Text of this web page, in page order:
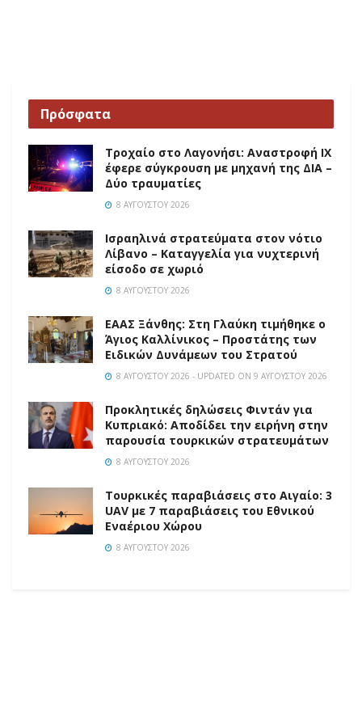
Πρόσφατα
Τροχαίο στο Λαγονήσι: Αναστροφή ΙΧ
έφερε σύγκρουση με μηχανή της ΔΙΑ –
Δύο τραυματίες
8 ΑΥΓΟΎΣΤΟΥ 2026
Ισραηλινά στρατεύματα στον νότιο
Λίβανο – Καταγγελία για νυχτερινή
είσοδο σε χωριό
8 ΑΥΓΟΎΣΤΟΥ 2026
EAAΣ Ξάνθης: Στη Γλαύκη τιμήθηκε ο
Άγιος Καλλίνικος – Προστάτης των
Ειδικών Δυνάμεων του Στρατού
8 ΑΥΓΟΎΣΤΟΥ 2026 - UPDATED ON 9 ΑΥΓΟΎΣΤΟΥ 2026
Προκλητικές δηλώσεις Φιντάν για
Κυπριακό: Αποδίδει την ειρήνη στην
παρουσία τουρκικών στρατευμάτων
8 ΑΥΓΟΎΣΤΟΥ 2026
Τουρκικές παραβιάσεις στο Αιγαίο: 3
UAV με 7 παραβιάσεις του Εθνικού
Εναέριου Χώρου
8 ΑΥΓΟΎΣΤΟΥ 2026